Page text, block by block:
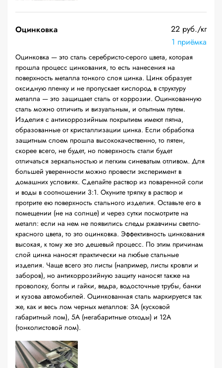
Оцинковка
22 руб./кг
1 приёмка
Оцинковка — это сталь серебристо-серого цвета, которая
прошла процесс цинкования, то есть нанесения на
поверхность металла тонкого слоя цинка. Цинк образует
оксидную пленку и не пропускает кислород в структуру
металла — это защищает сталь от коррозии. Оцинкованную
сталь можно отличить и визуальным, и опытным путем.
Изделия с антикоррозийным покрытием имеют пятна,
образованные от кристаллизации цинка. Если обработка
защитным слоем прошла высококачественно, то пятен,
скорее всего, не будет, но поверхность стали будет
отличаться зеркальностью и легким синеватым отливом. Для
большей уверенности можно провести эксперимент в
домашних условиях. Сделайте раствор из поваренной соли
и воды в соотношении 3:1. Окуните тряпку в раствор и
протрите ею поверхность стального изделия. Оставьте его в
помещении (не на солнце) и через сутки посмотрите на
металл: если на нем не появились следы ржавчины светло-
красного цвета, то это оцинковка. Эффективность цинкования
высокая, к тому же это дешевый процесс. По этим причинам
слой цинка наносят практически на любые стальные
изделия. Чаще всего это листы (например, листы кровли и
заборов), но антикоррозийную защиту наносят также на
проволоку, болты и гайки, ведра, водосточные трубы, банки
и кузова автомобилей. Оцинкованная сталь маркируется так
же, как и весь лом черных металлов: 3А (кусковой
габаритный лом), 5А (негабаритные отходы) и 12А
(тонколистовой лом).